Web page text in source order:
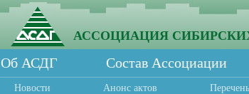
АССОЦИАЦИЯ
Об АСДГ Состав Ассоциации
Новости Анонс актов